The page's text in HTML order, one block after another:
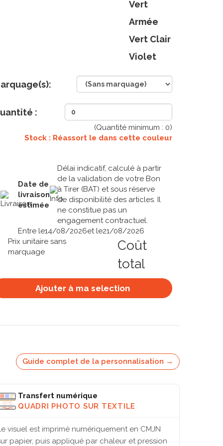
Vert
Armée
Vert Clair
Violet
:
(Quantité minimum : 0)
Stock : Réassort le dans cette couleur
Date de
livraison
estimée
Délai indicatif, calculé à partir
de la validation de votre Bon
à Tirer (BAT) et sous réserve
de disponibilité des articles. Il
ne constitue pas un
engagement contractuel.
Entre le14/08/2026et le21/08/2026
Prix unitaire sans
marquage
Coût
total
Ajouter à ma selection
Guide complet de la personnalisation →
Transfert numérique
QUADRI PHOTO SUR TEXTILE
visuel est imprimé numériquement en CMJN
papier, puis appliqué par chaleur et pression